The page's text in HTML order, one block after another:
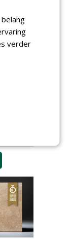
B.V.
bij
uur
verder